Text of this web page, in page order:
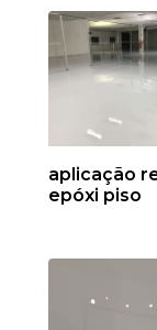
aplicação
epóxi piso